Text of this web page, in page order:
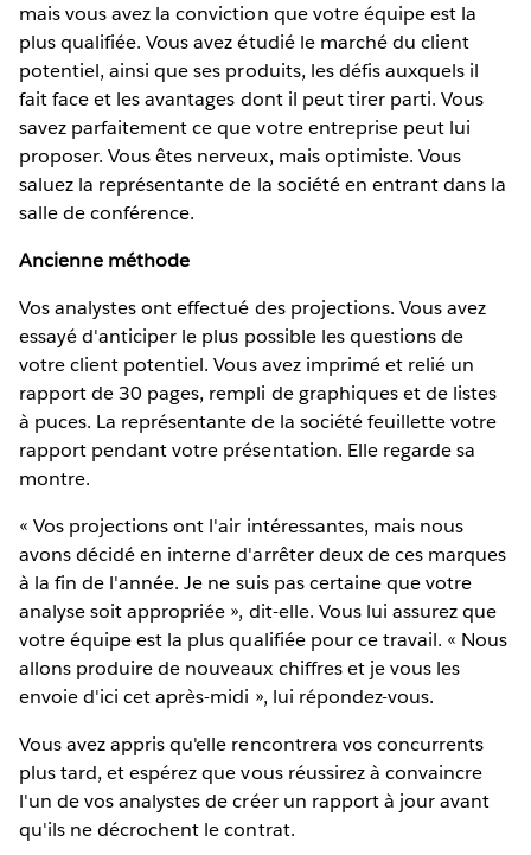
mais vous avez la conviction que votre équipe est la
plus qualifiée. Vous avez étudié le marché du client
potentiel, ainsi que ses produits, les défis auxquels il
fait face et les avantages dont il peut tirer parti. Vous
savez parfaitement ce que votre entreprise peut lui
proposer. Vous êtes nerveux, mais optimiste. Vous
saluez la représentante de la société en entrant dans la
salle de conférence.
Ancienne méthode
Vos analystes ont effectué des projections. Vous avez
essayé d'anticiper le plus possible les questions de
votre client potentiel. Vous avez imprimé et relié un
rapport de 30 pages, rempli de graphiques et de listes
à puces. La représentante de la société feuillette votre
rapport pendant votre présentation. Elle regarde sa
montre.
« Vos projections ont l'air intéressantes, mais nous
avons décidé en interne d'arrêter deux de ces marques
à la fin de l'année. Je ne suis pas certaine que votre
analyse soit appropriée », dit-elle. Vous lui assurez que
votre équipe est la plus qualifiée pour ce travail. « Nous
allons produire de nouveaux chiffres et je vous les
envoie d'ici cet après-midi », lui répondez-vous.
Vous avez appris qu'elle rencontrera vos concurrents
plus tard, et espérez que vous réussirez à convaincre
l'un de vos analystes de créer un rapport à jour avant
qu'ils ne décrochent le contrat.